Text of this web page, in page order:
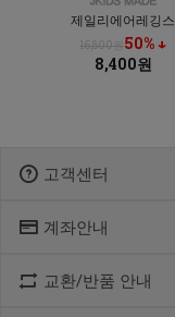
제일리에어레깅스
16,800원50% ↓
8,400원
고객센터
1600-1766
[점심] 12:00 ~ 13:00
[금] 08:30 ~ 12:30
계좌안내
우리 1005-302-047686
교환/반품 안내